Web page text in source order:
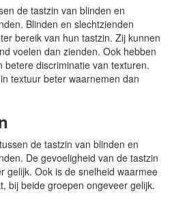
de tastzin van blinden en
Blinden en slechtzienden
bereik van hun tastzin. Zij kunnen
voelen dan zienden. Ook hebben
betere discriminatie van texturen.
textuur beter waarnemen dan
de tastzin van blinden en
De gevoeligheid van de tastzin
gelijk. Ook is de snelheid waarmee
bij beide groepen ongeveer gelijk.